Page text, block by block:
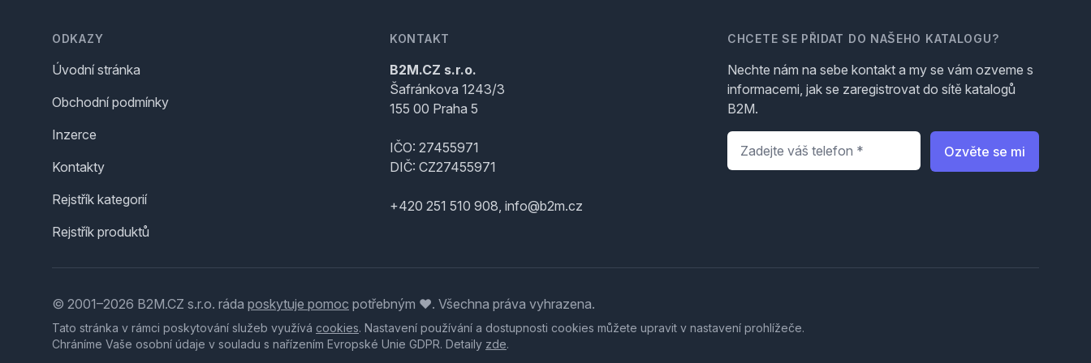
ODKAZY
Úvodní stránka
Obchodní podmínky
Inzerce
Kontakty
Rejstřík kategorií
Rejstřík produktů
KONTAKT
B2M.CZ s.r.o.
Šafránkova 1243/3
155 00 Praha 5
IČO: 27455971
DIČ: CZ27455971
+420 251 510 908, info@b2m.cz
CHCETE SE PŘIDAT DO NAŠEHO KATALOGU?
Nechte nám na sebe kontakt a my se vám ozveme s
informacemi, jak se zaregistrovat do sítě katalogů
B2M.
Telefon
Ozvěte se mi
© 2001–2026 B2M.CZ s.r.o. ráda poskytuje pomoc potřebným ♥️. Všechna práva vyhrazena.
Tato stránka v rámci poskytování služeb využívá cookies. Nastavení používání a dostupnosti cookies můžete upravit v nastavení prohlížeče.
Chráníme Vaše osobní údaje v souladu s nařízením Evropské Unie GDPR. Detaily zde.